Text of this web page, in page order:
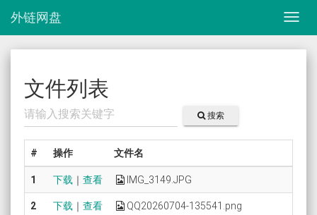
外链网盘
文件列表
搜索
# 操作 文件名
1 下载 ｜ 查看 IMG_3149.JPG
2 下载 ｜ 查看 QQ20260704-135541.png